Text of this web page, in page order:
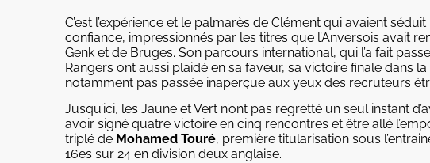
C’est l’expérience et le palmarès de Clément qui avaient
confiance, impressionnés par les titres que l’Anversois avait
Genk et de Bruges. Son parcours international, qui l’a fait
Rangers ont aussi plaidé en sa faveur, sa victoire finale dans la
notamment pas passée inaperçue aux yeux des recruteurs
Jusqu’ici, les Jaune et Vert n’ont pas regretté un seul instant
avoir signé quatre victoire en cinq rencontres et être allé
triplé de Mohamed Touré, première titularisation sous
16es sur 24 en division deux anglaise.